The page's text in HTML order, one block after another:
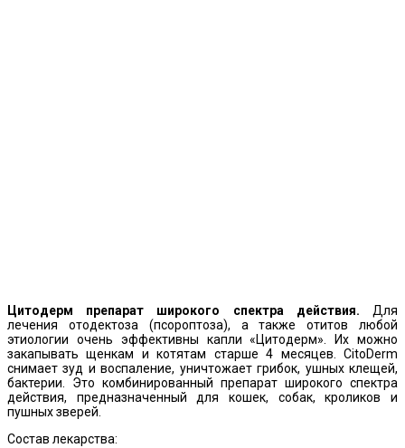
Цитодерм препарат широкого спектра действия. Для
лечения отодектоза (псороптоза), а также отитов любой
этиологии очень эффективны капли «Цитодерм». Их можно
закапывать щенкам и котятам старше 4 месяцев. CitoDerm
снимает зуд и воспаление, уничтожает грибок, ушных клещей,
бактерии. Это комбинированный препарат широкого спектра
действия, предназначенный для кошек, собак, кроликов и
пушных зверей.
Состав лекарства: